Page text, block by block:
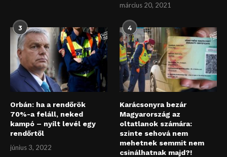
március 20, 2021
3
Orbán: ha a rendőrök
70%-a feláll, neked
kampó – nyílt levél egy
rendőrtől
június 3, 2022
4
Karácsonyra bezár
Magyarország az
oltatlanok számára:
szinte sehová nem
mehetnek semmit nem
csinálhatnak majd?!